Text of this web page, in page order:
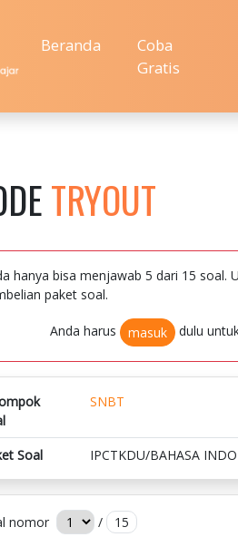
Beranda
Coba
Gratis
TRYOUT
hanya bisa menjawab 5 dari 15 soal.
paket soal.
Anda harus masuk dulu
SNBT
Soal IPCTKDU/BAHASA
nomor / 15